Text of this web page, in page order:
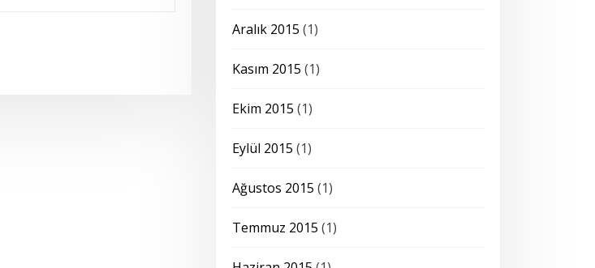
Aralık 2015 (1)
Kasım 2015 (1)
Ekim 2015 (1)
Eylül 2015 (1)
Ağustos 2015 (1)
Temmuz 2015 (1)